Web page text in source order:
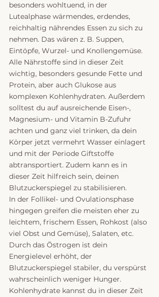
besonders wohltuend, in der
Lutealphase wärmendes, erdendes,
reichhaltig nährendes Essen zu sich zu
nehmen. Das wären z. B. Suppen,
Eintöpfe, Wurzel- und Knollengemüse.
Alle Nährstoffe sind in dieser Zeit
wichtig, besonders gesunde Fette und
Protein, aber auch Glukose aus
komplexen Kohlenhydraten. Außerdem
solltest du auf ausreichende Eisen-,
Magnesium- und Vitamin B-Zufuhr
achten und ganz viel trinken, da dein
Körper jetzt vermehrt Wasser einlagert
und mit der Periode Giftstoffe
abtransportiert. Zudem kann es in
dieser Zeit hilfreich sein, deinen
Blutzuckerspiegel zu stabilisieren.
In der Follikel- und Ovulationsphase
hingegen greifen die meisten eher zu
leichtem, frischem Essen, Rohkost (also
viel Obst und Gemüse), Salaten, etc.
Durch das Östrogen ist dein
Energielevel erhöht, der
Blutzuckerspiegel stabiler, du verspürst
wahrscheinlich weniger Hunger.
Kohlenhydrate kannst du in dieser Zeit